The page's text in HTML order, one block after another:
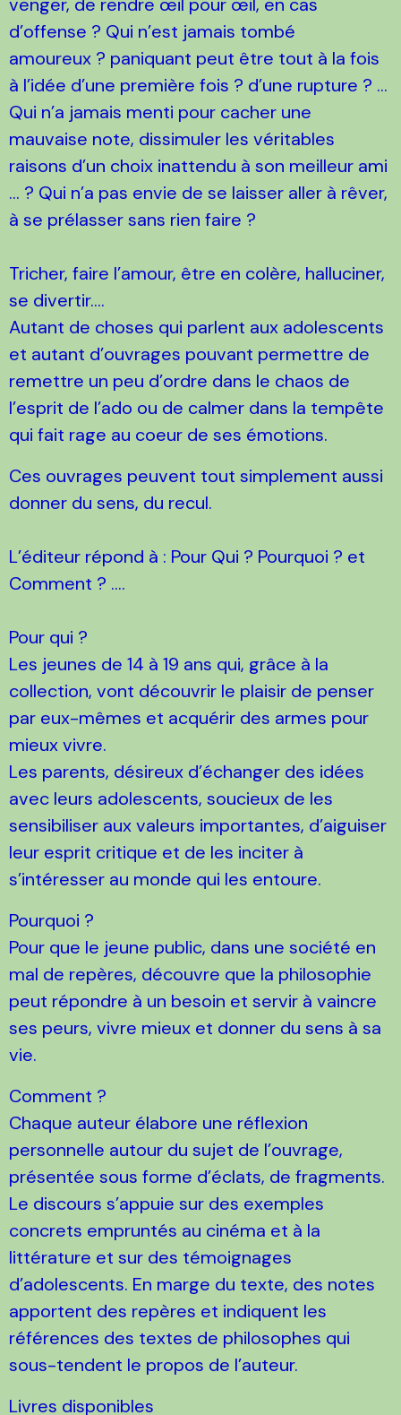
d’offense ? Qui n’est jamais tombé
amoureux ? paniquant peut être tout à la fois
à l’idée d’une première fois ? d’une rupture ? ...
Qui n’a jamais menti pour cacher une
mauvaise note, dissimuler les véritables
raisons d’un choix inattendu à son meilleur ami
… ? Qui n’a pas envie de se laisser aller à rêver,
à se prélasser sans rien faire ?
Tricher, faire l’amour, être en colère, halluciner,
se divertir….
Autant de choses qui parlent aux adolescents
et autant d’ouvrages pouvant permettre de
remettre un peu d’ordre dans le chaos de
l’esprit de l’ado ou de calmer dans la tempête
qui fait rage au coeur de ses émotions.
Ces ouvrages peuvent tout simplement aussi
donner du sens, du recul.
L’éditeur répond à : Pour Qui ? Pourquoi ? et
Comment ? ....
Pour qui ?
Les jeunes de 14 à 19 ans qui, grâce à la
collection, vont découvrir le plaisir de penser
par eux-mêmes et acquérir des armes pour
mieux vivre.
Les parents, désireux d’échanger des idées
avec leurs adolescents, soucieux de les
sensibiliser aux valeurs importantes, d’aiguiser
leur esprit critique et de les inciter à
s’intéresser au monde qui les entoure.
Pourquoi ?
Pour que le jeune public, dans une société en
mal de repères, découvre que la philosophie
peut répondre à un besoin et servir à vaincre
ses peurs, vivre mieux et donner du sens à sa
vie.
Comment ?
Chaque auteur élabore une réflexion
personnelle autour du sujet de l’ouvrage,
présentée sous forme d’éclats, de fragments.
Le discours s’appuie sur des exemples
concrets empruntés au cinéma et à la
littérature et sur des témoignages
d’adolescents. En marge du texte, des notes
apportent des repères et indiquent les
références des textes de philosophes qui
sous-tendent le propos de l’auteur.
Livres disponibles